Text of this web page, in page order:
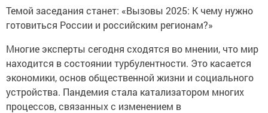
Темой заседания станет: «Вызовы 2025: К чему нужно
готовиться России и российским регионам?»
Многие эксперты сегодня сходятся во мнении, что мир
находится в состоянии турбулентности. Это касается
экономики, основ общественной жизни и социального
устройства. Пандемия стала катализатором многих
процессов, связанных с изменением в